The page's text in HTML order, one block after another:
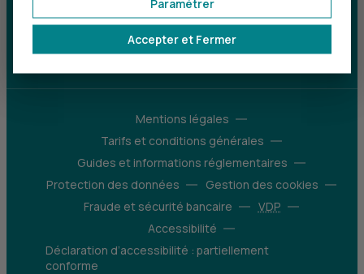
Parrainez un proche et profitez ensemble
d’avantages
Mentions légales
Tarifs et conditions générales
Guides et informations réglementaires
Protection des données
Gestion des cookies
Fraude et sécurité bancaire
VDP
Accessibilité
Déclaration d’accessibilité : partiellement
conforme
Accepter et Fermer
Paramétrer